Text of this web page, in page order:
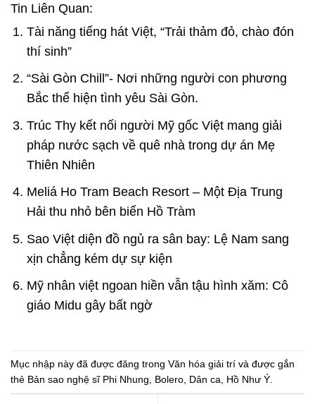
Tin Liên Quan:
Tài năng tiếng hát Việt, “Trải thảm đỏ, chào đón
thí sinh”
“Sài Gòn Chill”- Nơi những người con phương
Bắc thể hiện tình yêu Sài Gòn.
Trúc Thy kết nối người Mỹ gốc Việt mang giải
pháp nước sạch về quê nhà trong dự án Mẹ
Thiên Nhiên
Meliá Ho Tram Beach Resort – Một Địa Trung
Hải thu nhỏ bên biển Hồ Tràm
Sao Việt diện đồ ngủ ra sân bay: Lệ Nam sang
xịn chẳng kém dự sự kiện
Mỹ nhân việt ngoan hiền vẫn tậu hình xăm: Cô
giáo Midu gây bất ngờ
Mục nhập này đã được đăng trong Văn hóa giải trí và được gắn
thẻ Bản sao nghệ sĩ Phi Nhung Bolero Dân ca Hồ Như Ý